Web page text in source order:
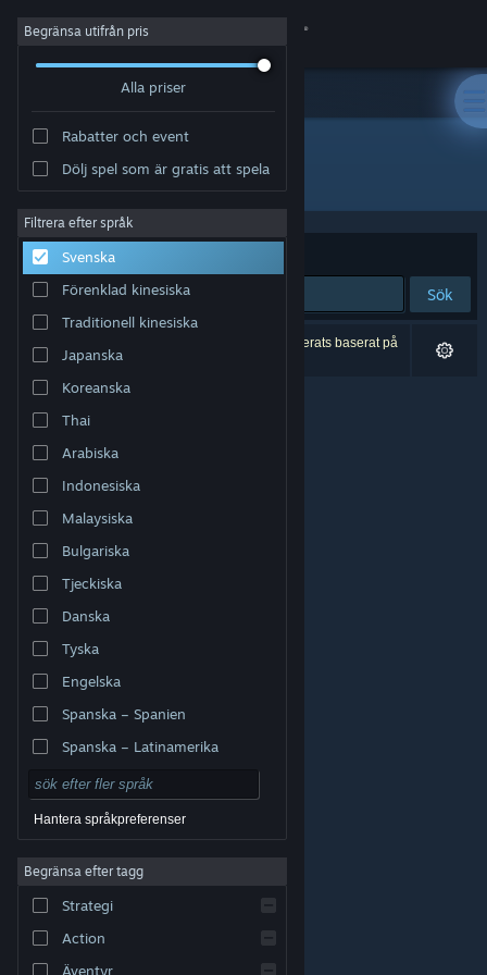
Logga in
Om
Support
Byt språk
Skaffa Steams mobilapp
Se skrivbordswebbplats
varumärken tillhör respektive ägare i USA och andra
Tillgänglighet
Återbetalningar|
Begränsa utifrån pris
Alla priser
Rabatter och event
Dölj spel som är gratis att spela
Filtrera efter språk
Svenska
Förenklad kinesiska
Traditionell kinesiska
Japanska
Koreanska
Thai
Arabiska
Indonesiska
Malaysiska
Bulgariska
Tjeckiska
Danska
Tyska
Engelska
Spanska – Spanien
Spanska – Latinamerika
Hantera språkpreferenser
Begränsa efter tagg
Strategi
Action
Äventyr
Utvecklare: Captive Bolt Studios
Sortera efter Relevans
Sök
0 träffar matchade din sökning. 1 titel har exkluderats baserat på
dina preferenser.